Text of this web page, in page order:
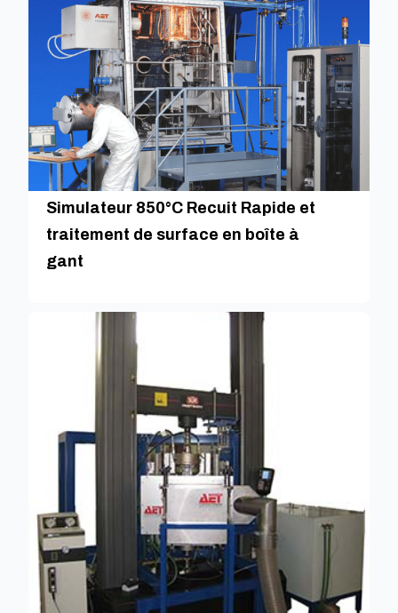
Simulateur 850°C Recuit Rapide et
traitement de surface en boîte à
gant